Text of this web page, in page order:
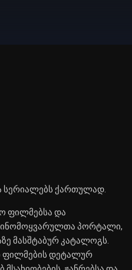
სერიალებს ქართულად.
ფილმებსა და
კინომოყვარულთა პორტალი,
მასშტაბურ კატალოგს.
ფილმების დეტალურ